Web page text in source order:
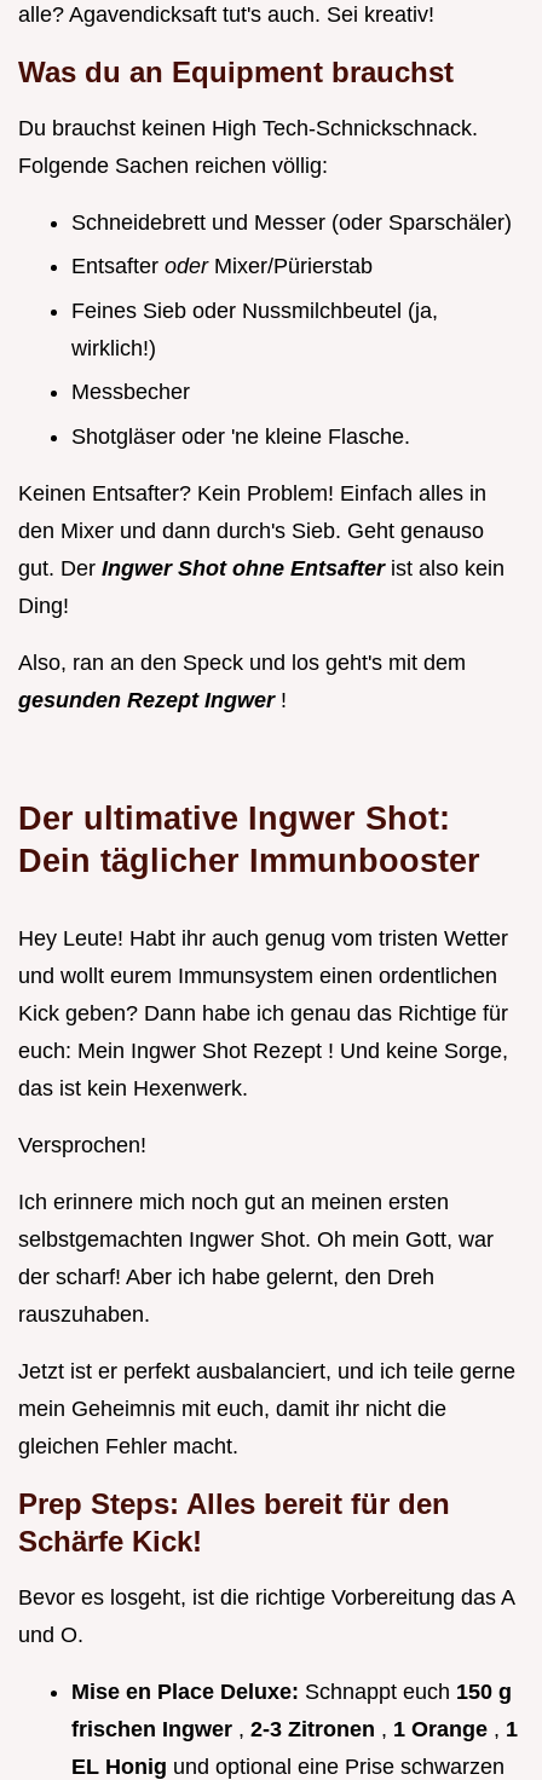
alle? Agavendicksaft tut's auch. Sei kreativ!
Was du an Equipment brauchst
Du brauchst keinen High Tech-Schnickschnack.
Folgende Sachen reichen völlig:
Schneidebrett und Messer (oder Sparschäler)
Entsafter oder Mixer/Pürierstab
Feines Sieb oder Nussmilchbeutel (ja,
wirklich!)
Messbecher
Shotgläser oder 'ne kleine Flasche.
Keinen Entsafter? Kein Problem! Einfach alles in
den Mixer und dann durch's Sieb. Geht genauso
gut. Der Ingwer Shot ohne Entsafter ist also kein
Ding!
Also, ran an den Speck und los geht's mit dem
gesunden Rezept Ingwer !
Der ultimative Ingwer Shot:
Dein täglicher Immunbooster
Hey Leute! Habt ihr auch genug vom tristen Wetter
und wollt eurem Immunsystem einen ordentlichen
Kick geben? Dann habe ich genau das Richtige für
euch: Mein Ingwer Shot Rezept ! Und keine Sorge,
das ist kein Hexenwerk.
Versprochen!
Ich erinnere mich noch gut an meinen ersten
selbstgemachten Ingwer Shot. Oh mein Gott, war
der scharf! Aber ich habe gelernt, den Dreh
rauszuhaben.
Jetzt ist er perfekt ausbalanciert, und ich teile gerne
mein Geheimnis mit euch, damit ihr nicht die
gleichen Fehler macht.
Prep Steps: Alles bereit für den
Schärfe Kick!
Bevor es losgeht, ist die richtige Vorbereitung das A
und O.
Mise en Place Deluxe: Schnappt euch 150 g
frischen Ingwer , 2-3 Zitronen , 1 Orange , 1
EL Honig und optional eine Prise schwarzen